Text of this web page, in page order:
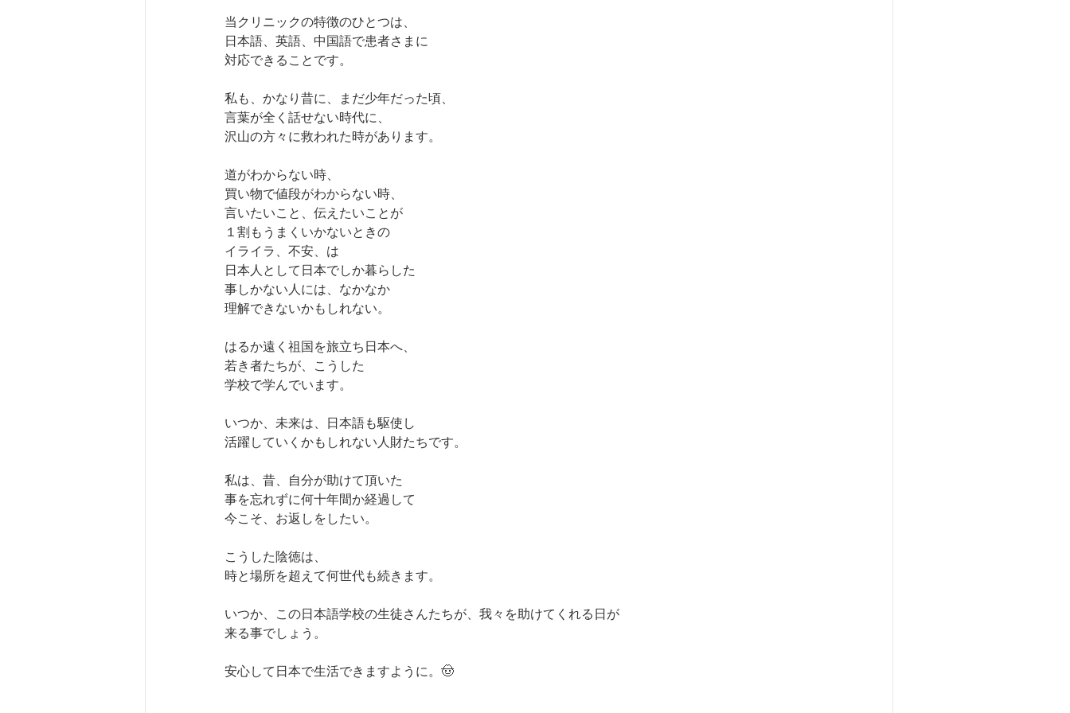
当クリニックの特徴のひとつは、
日本語、英語、中国語で患者さまに
対応できることです。
私も、かなり昔に、まだ少年だった頃、
言葉が全く話せない時代に、
沢山の方々に救われた時があります。
道がわからない時、
買い物で値段がわからない時、
言いたいこと、伝えたいことが
１割もうまくいかないときの
イライラ、不安、は
日本人として日本でしか暮らした
事しかない人には、なかなか
理解できないかもしれない。
はるか遠く祖国を旅立ち日本へ、
若き者たちが、こうした
学校で学んでいます。
いつか、未来は、日本語も駆使し
活躍していくかもしれない人財たちです。
私は、昔、自分が助けて頂いた
事を忘れずに何十年間か経過して
今こそ、お返しをしたい。
こうした陰徳は、
時と場所を超えて何世代も続きます。
いつか、この日本語学校の生徒さんたちが、我々を助けてくれる日が
来る事でしょう。
安心して日本で生活できますように。🤠